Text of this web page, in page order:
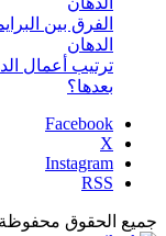
الفرق بين
الدهان
ترتيب أعمال
بعدها؟
X
Instagram
جميع الحقوق